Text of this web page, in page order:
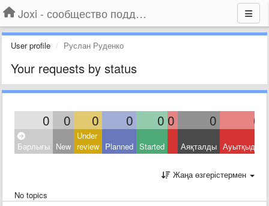
Joxi - сообщество поддержки
User profile Руслан Руденко
Your requests by status
0 0 0 0 0 0 0 0
Барлығы New
Under
review Planned Started Аяқталды Ауытқыды
Жаңа өзгерістермен
No topics